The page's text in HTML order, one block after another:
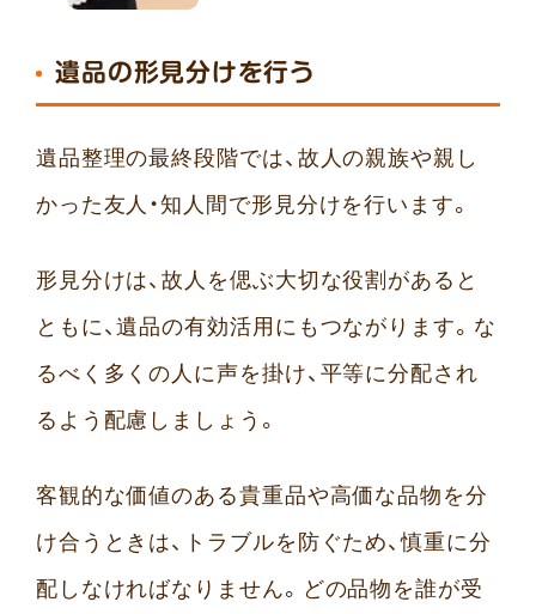
遺品の形見分けを行う
遺品整理の最終段階では、故人の親族や親し
かった友人・知人間で形見分けを行います。
形見分けは、故人を偲ぶ大切な役割があると
ともに、遺品の有効活用にもつながります。な
るべく多くの人に声を掛け、平等に分配され
るよう配慮しましょう。
客観的な価値のある貴重品や高価な品物を分
け合うときは、トラブルを防ぐため、慎重に分
配しなければなりません。どの品物を誰が受